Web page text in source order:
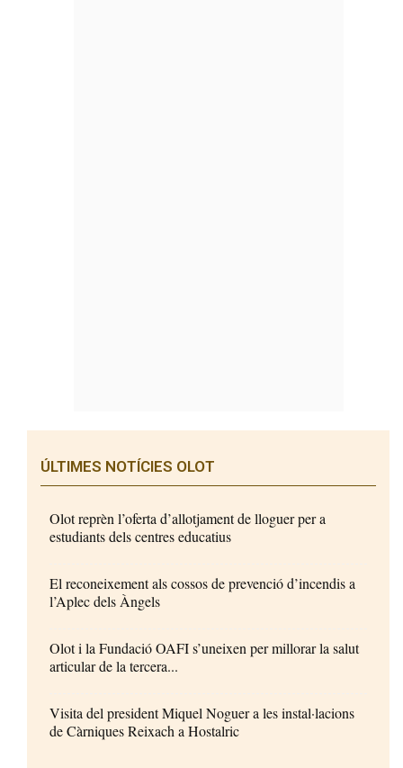
ÚLTIMES NOTÍCIES OLOT
Olot reprèn l’oferta d’allotjament de lloguer per a
estudiants dels centres educatius
El reconeixement als cossos de prevenció d’incendis a
l’Aplec dels Àngels
Olot i la Fundació OAFI s’uneixen per millorar la salut
articular de la tercera...
Visita del president Miquel Noguer a les instal·lacions
de Càrniques Reixach a Hostalric